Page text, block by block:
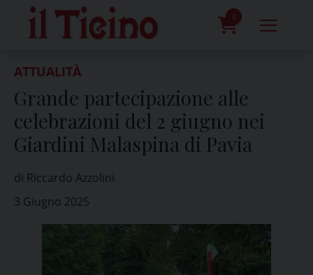
content
0
ATTUALITÀ
Grande partecipazione alle
celebrazioni del 2 giugno nei
Giardini Malaspina di Pavia
di Riccardo Azzolini
3 Giugno 2025